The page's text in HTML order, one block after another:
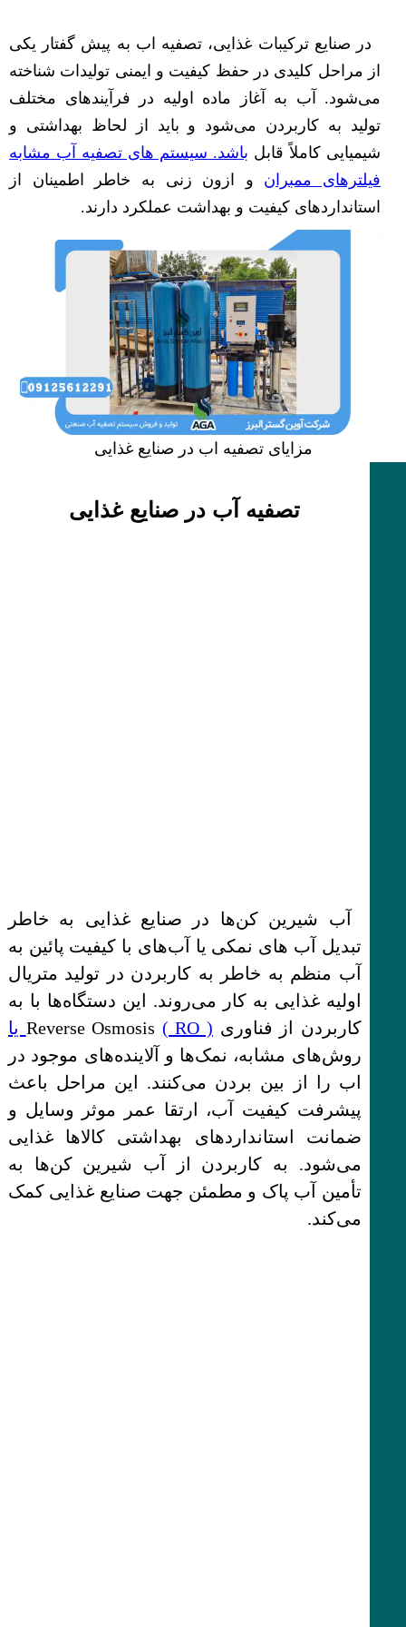
در صنایع ترکیبات غذایی، تصفیه اب به پیش گفتار یکی
از مراحل کلیدی در حفظ کیفیت و ایمنی تولیدات شناخته
می‌شود. آب به آغاز ماده اولیه در فرآیندهای مختلف
تولید به کاربردن می‌شود و باید از لحاظ بهداشتی و
شیمیایی کاملاً قابل باشد. سیستم های تصفیه آب مشابه
فیلترهای ممبران و ازون زنی به خاطر اطمینان از
استانداردهای کیفیت و بهداشت عملکرد دارند.
مزایای تصفیه اب در صنایع غذایی
تصفیه آب در صنایع غذایی
آب شیرین کن‌ها در صنایع غذایی به خاطر
تبدیل آب های نمکی یا آب‌های با کیفیت پائین به
آب منظم به خاطر به کاربردن در تولید متریال
اولیه غذایی به کار می‌روند. این دستگاه‌ها با به
کاربردن از فناوری Reverse Osmosis ( RO ) یا
روش‌های مشابه، نمک‌ها و آلاینده‌های موجود در
اب را از بین بردن می‌کنند. این مراحل باعث
پیشرفت کیفیت آب، ارتقا عمر موثر وسایل و
ضمانت استانداردهای بهداشتی کالاها غذایی
می‌شود. به کاربردن از آب شیرین کن‌ها به
تأمین آب پاک و مطمئن جهت صنایع غذایی کمک
می‌کند.